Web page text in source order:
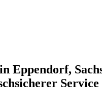
Eppendorf,